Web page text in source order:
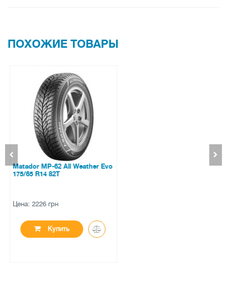
ПОХОЖИЕ ТОВАРЫ
Hankook Ventus S1 Evo3 K127